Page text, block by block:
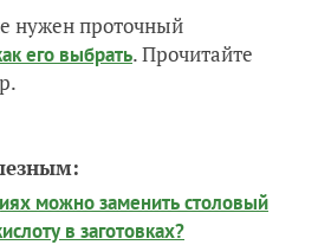
нужен проточный
его выбрать. Прочитайте
можно заменить столовый
в заготовках?